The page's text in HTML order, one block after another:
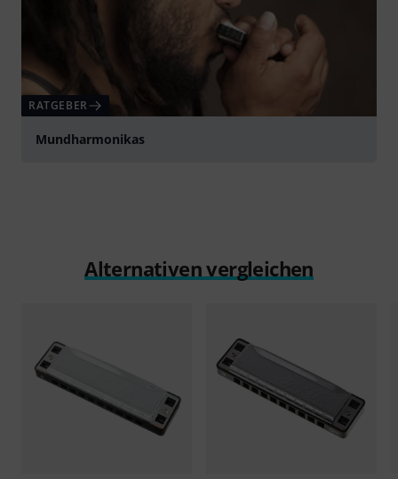
RATGEBER
Mundharmonikas
Alternativen vergleichen